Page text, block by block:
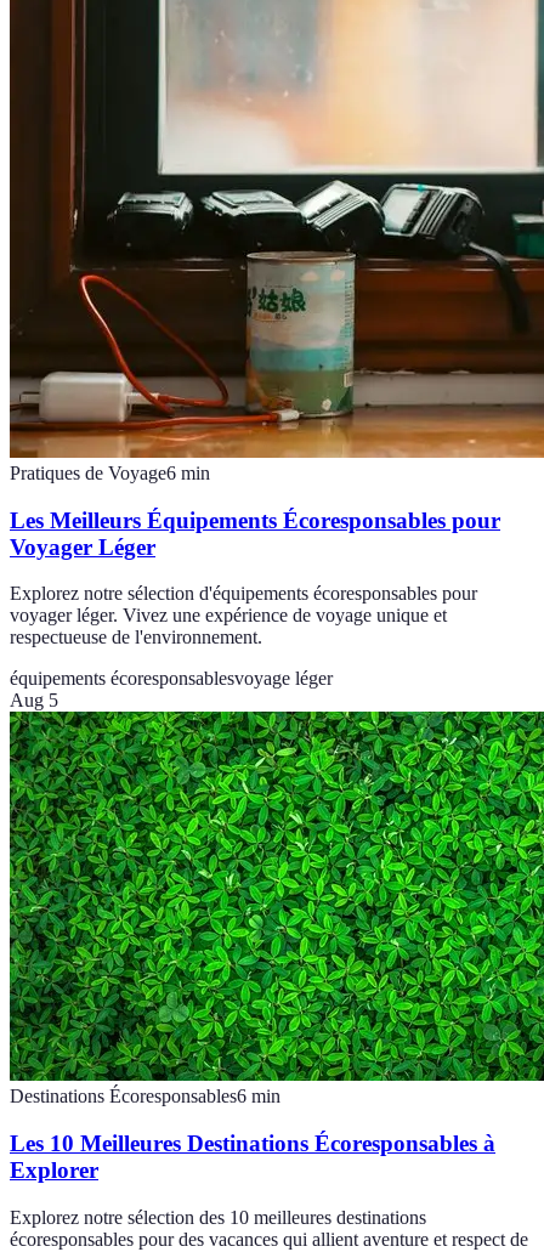
Pratiques de Voyage6 min
Les Meilleurs Équipements Écoresponsables pour
Voyager Léger
Explorez notre sélection d'équipements écoresponsables pour
voyager léger. Vivez une expérience de voyage unique et
respectueuse de l'environnement.
équipements écoresponsablesvoyage léger
Aug 5
Destinations Écoresponsables6 min
Les 10 Meilleures Destinations Écoresponsables à
Explorer
Explorez notre sélection des 10 meilleures destinations
écoresponsables pour des vacances qui allient aventure et respect de